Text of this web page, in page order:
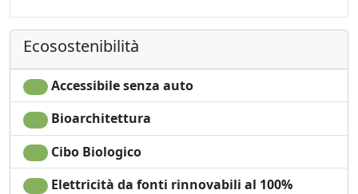
Ecosostenibilità
Accessibile senza auto
Bioarchitettura
Cibo Biologico
Elettricità da fonti rinnovabili al 100%